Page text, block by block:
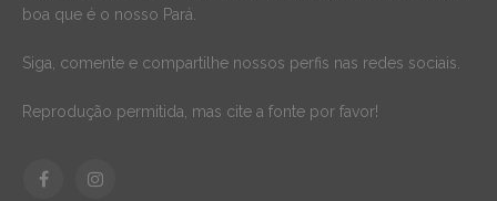
boa que é o nosso Pará.
Siga, comente e compartilhe nossos perfis nas redes sociais.
Reprodução permitida, mas cite a fonte por favor!
FacebookInstagram